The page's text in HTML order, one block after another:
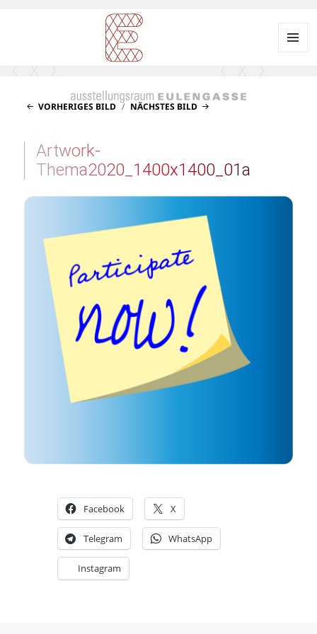
EULENGASSE
VORHERIGES BILD NÄCHSTES BILD
Artwork-
Thema2020_1400x1400_01a
Facebook X
Telegram WhatsApp
Instagram